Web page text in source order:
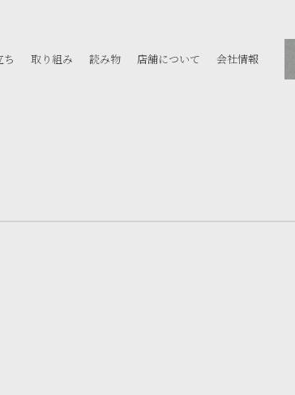
ち 取り組み 読み物 店舗について 会社情報